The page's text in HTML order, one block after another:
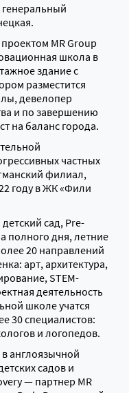
MR Group
школа в
здание с
разместится
девелопер
и по завершению
на баланс города.
частных
филиал,
году в ЖК «Фили
сад, Pre-
полного дня, летние
20 направлений
арт, архитектура,
STEM-
деятельность
школе учатся
30 специалистов:
и логопедов.
англоязычной
садов и
— партнер MR